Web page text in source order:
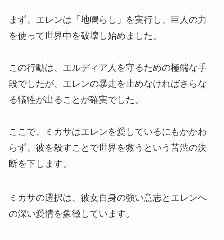
まず、エレンは「地鳴らし」を実行し、巨人の力
を使って世界中を破壊し始めました。
この行動は、エルディア人を守るための極端な手
段でしたが、エレンの暴走を止めなければさらな
る犠牲が出ることが確実でした。
ここで、ミカサはエレンを愛しているにもかかわ
らず、彼を殺すことで世界を救うという苦渋の決
断を下します。
ミカサの選択は、彼女自身の強い意志とエレンへ
の深い愛情を象徴しています。